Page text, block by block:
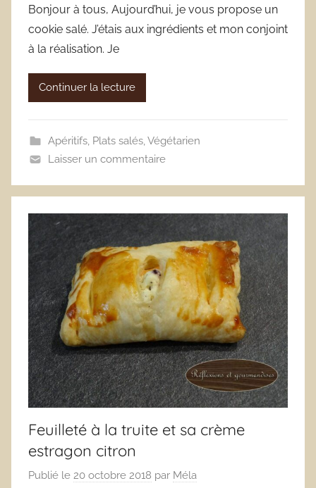
Bonjour à tous, Aujourd’hui, je vous propose un
cookie salé. J’étais aux ingrédients et mon conjoint
à la réalisation. Je
Continuer la lecture
Apéritifs, Plats salés, Végétarien
Laisser un commentaire
Feuilleté à la truite et sa crème
estragon citron
Publié le 20 octobre 2018 par Méla